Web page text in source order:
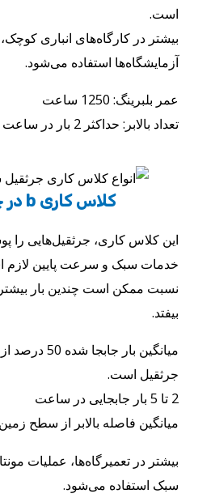
است.
بیشتر در کارگاه‌های انباری
آزمایشگاه‌ها استفاده می‌شود.
عمر بلبرینگ: 1250 ساعت
تعداد بالابر: حداکثر 2 بار در ساعت
کلاس کاری b در جرثقیل
این کلاس کاری، جرثقیل‌هایی
خدمات سبک و سرعت پایین
بیفتد.
میانگین بار
جرثقیل است.
2 تا 5 بار جابجایی در ساعت
میانگین فاصله بالابر از سطح زمین 4.5 متر است.
بیشتر در تعمیرگاه‌ها، عملیات
سبک استفاده می‌شود.